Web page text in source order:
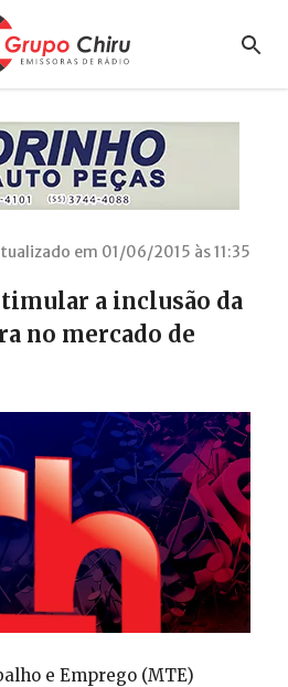
em 01/06/2015 às 11:35
a inclusão da
no mercado de
e Emprego (MTE)